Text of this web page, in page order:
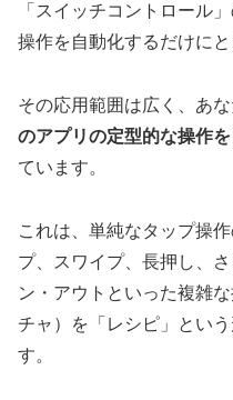
「スイッチコントロール
操作を自動化するだけにと
その応用範囲は広く、あ
のアプリの定型的な操作
ています。
これは、単純なタップ操
プ、スワイプ、長押し、
ン・アウトといった複雑
チャ）を「レシピ」とい
す。